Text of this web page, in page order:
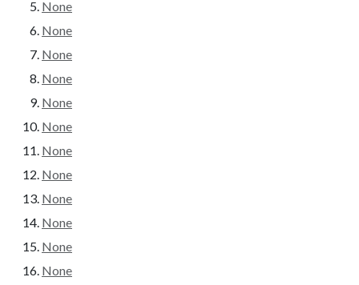
None
None
None
None
None
None
None
None
None
None
None
None